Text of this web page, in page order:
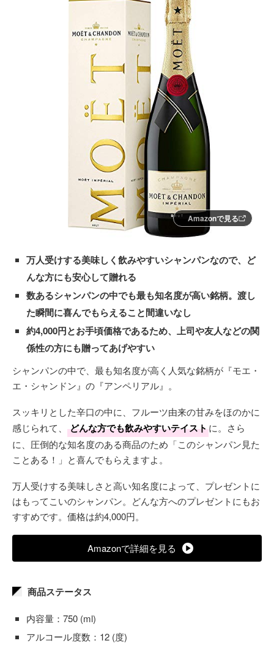
Amazonで見る
万人受けする美味しく飲みやすいシャンパンなので、ど
んな方にも安心して贈れる
数あるシャンパンの中でも最も知名度が高い銘柄。渡し
た瞬間に喜んでもらえること間違いなし
約4,000円とお手頃価格であるため、上司や友人などの関
係性の方にも贈ってあげやすい
シャンパンの中で、最も知名度が高く人気な銘柄が『モエ・
エ・シャンドン』の『アンペリアル』。
スッキリとした辛口の中に、フルーツ由来の甘みをほのかに
感じられて、
どんな方でも飲みやすいテイストに。さら
に、圧倒的な知名度のある商品のため「このシャンパン見た
ことある！」と喜んでもらえますよ。
万人受けする美味しさと高い知名度によって、プレゼントに
はもってこいのシャンパン。どんな方へのプレゼントにもお
すすめです。価格は約4,000円。
Amazonで詳細を見る
商品ステータス
内容量：750 (ml)
アルコール度数：12 (度)